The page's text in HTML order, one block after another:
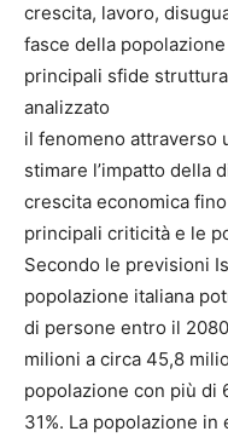
crescita, lavoro,
fasce della
principali sfide
analizzato
il fenomeno attraverso
stimare l’impatto della
crescita economica
principali criticità e le
Secondo le previsioni
popolazione italiana
di persone entro il
milioni a circa 45,8
popolazione con più di
31%. La popolazione